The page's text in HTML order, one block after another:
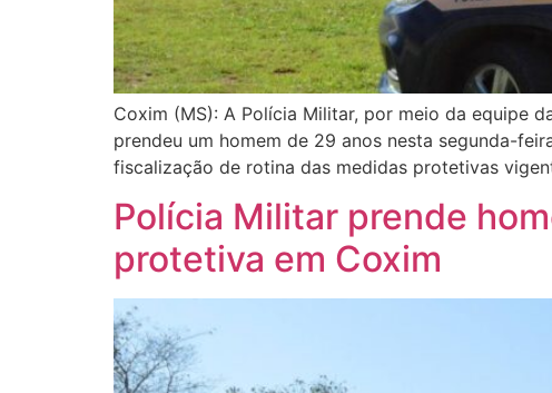
Coxim (MS): A Polícia Militar, por meio da equipe
prendeu um homem de 29 anos nesta segunda-
fiscalização de rotina das medidas protetivas
Polícia Militar prende
protetiva em Coxim